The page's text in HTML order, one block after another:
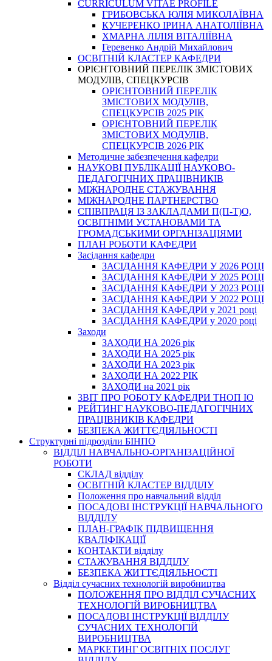
CURRICULUM VITAE PROFILE
ГРИБОВСЬКА ЮЛІЯ МИКОЛАЇВНА
КУЧЕРЕНКО ІРИНА АНАТОЛІЇВНА
ХМАРНА ЛІЛІЯ ВІТАЛІЇВНА
Геревенко Андрій Михайлович
ОСВІТНІЙ КЛАСТЕР КАФЕДРИ
ОРІЄНТОВНИЙ ПЕРЕЛІК ЗМІСТОВИХ
МОДУЛІВ, СПЕЦКУРСІВ
ОРІЄНТОВНИЙ ПЕРЕЛІК
ЗМІСТОВИХ МОДУЛІВ,
СПЕЦКУРСІВ 2025 РІК
ОРІЄНТОВНИЙ ПЕРЕЛІК
ЗМІСТОВИХ МОДУЛІВ,
СПЕЦКУРСІВ 2026 РІК
Методичне забезпечення кафедри
НАУКОВІ ПУБЛІКАЦІЇ НАУКОВО-
ПЕДАГОГІЧНИХ ПРАЦІВНИКІВ
МІЖНАРОДНЕ СТАЖУВАННЯ
МІЖНАРОДНЕ ПАРТНЕРСТВО
СПІВПРАЦЯ ІЗ ЗАКЛАДАМИ П(П-Т)О,
ОСВІТНІМИ УСТАНОВАМИ ТА
ГРОМАДСЬКИМИ ОРГАНІЗАЦІЯМИ
ПЛАН РОБОТИ КАФЕДРИ
Засідання кафедри
ЗАСІДАННЯ КАФЕДРИ У 2026 РОЦІ
ЗАСІДАННЯ КАФЕДРИ У 2025 РОЦІ
ЗАСІДАННЯ КАФЕДРИ У 2023 РОЦІ
ЗАСІДАННЯ КАФЕДРИ У 2022 РОЦІ
ЗАСІДАННЯ КАФЕДРИ у 2021 році
ЗАСІДАННЯ КАФЕДРИ у 2020 році
Заходи
ЗАХОДИ НА 2026 рік
ЗАХОДИ НА 2025 рік
ЗАХОДИ НА 2023 рік
ЗАХОДИ НА 2022 РІК
ЗАХОДИ на 2021 рік
3BIT ПРО РОБОТУ КАФЕДРИ ТНОП ІО
РЕЙТИНГ НАУКОВО-ПЕДАГОГІЧНИХ
ПРАЦІВНИКІВ КАФЕДРИ
БЕЗПЕКА ЖИТТЄДІЯЛЬНОСТІ
Структурні підрозділи БІНПО
ВІДДІЛ НАВЧАЛЬНО-ОРГАНІЗАЦІЙНОЇ
РОБОТИ
СКЛАД відділу
ОСВІТНІЙ КЛАСТЕР ВІДДІЛУ
Положення про навчальний вiддiл
ПОСАДОВІ ІНСТРУКЦІЇ НАВЧАЛЬНОГО
ВІДДІЛУ
ПЛАН-ГРАФІК ПІДВИЩЕННЯ
КВАЛІФІКАЦІЇ
КОНТАКТИ відділу
СТАЖУВАННЯ ВІДДІЛУ
БЕЗПЕКА ЖИТТЄДІЯЛЬНОСТІ
Відділ сучасних технологій виробництва
ПОЛОЖЕННЯ ПРО ВІДДІЛ СУЧАСНИХ
ТЕХНОЛОГІЙ ВИРОБНИЦТВА
ПОСАДОВІ ІНСТРУКЦІЇ ВІДДІЛУ
СУЧАСНИХ ТЕХНОЛОГІЙ
ВИРОБНИЦТВА
МАРКЕТИНГ ОСВІТНІХ ПОСЛУГ